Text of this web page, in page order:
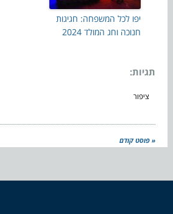
יפו לכל המשפחה: חגיגות
חנוכה וחג המולד 2024
תגיות:
ציפור
« פוסט קודם